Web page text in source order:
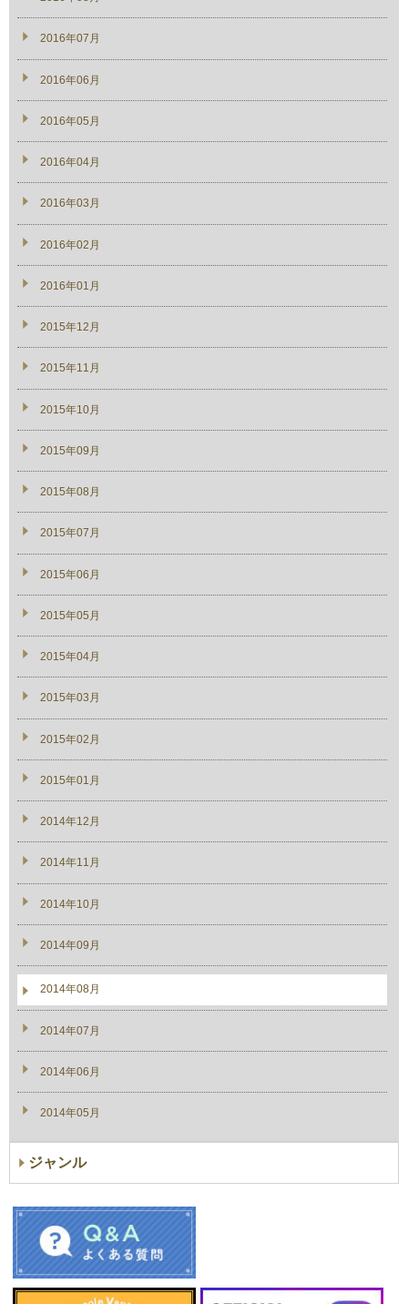
2016年07月
2016年06月
2016年05月
2016年04月
2016年03月
2016年02月
2016年01月
2015年12月
2015年11月
2015年10月
2015年09月
2015年08月
2015年07月
2015年06月
2015年05月
2015年04月
2015年03月
2015年02月
2015年01月
2014年12月
2014年11月
2014年10月
2014年09月
2014年08月
2014年07月
2014年06月
2014年05月
ジャンル